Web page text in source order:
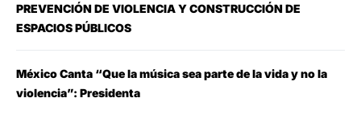
PREVENCIÓN DE VIOLENCIA Y CONSTRUCCIÓN DE
ESPACIOS PÚBLICOS
México Canta “Que la música sea parte de la vida y no la
violencia”: Presidenta